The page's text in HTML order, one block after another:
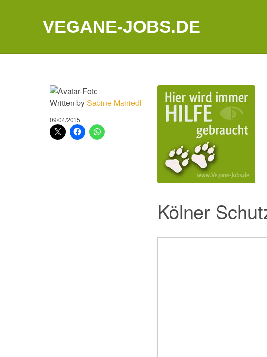
VEGANE-JOBS.DE
Written bySabine Mairiedl
09/04/2015
Kölner